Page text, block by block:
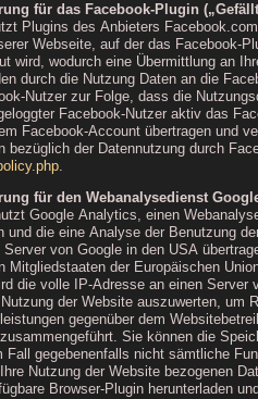
für das Facebook-Plugin
Plugins des Anbieters
Webseite, auf der das Facebook-
wird, wodurch eine Übermittlung an
durch die Nutzung Daten an die
Nutzer zur Folge, dass die
Facebook-Nutzer aktiv das
Facebook-Account übertragen und
bezüglich der Datennutzung durch
.
für den Webanalysedienst
Google Analytics, einen
und die eine Analyse der Benutzung
Server von Google in den USA
Mitgliedstaaten der Europäischen
die volle IP-Adresse an einen
der Website auszuwerten,
gegenüber dem
Sie können die
Fall gegebenenfalls nicht sämtliche
Nutzung der Website bezogenen
Browser-Plugin herunterladen